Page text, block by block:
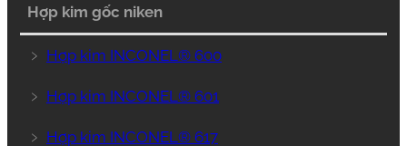
Hợp kim gốc niken
﹥ Hợp kim INCONEL® 600
﹥ Hợp kim INCONEL® 601
﹥ Hợp kim INCONEL® 617